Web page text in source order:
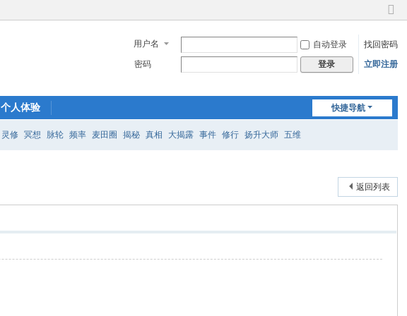
切
到
窄
用户名 自动登录
找回密码
密码
登录 立即注册
快捷导航
个人体验
灵修 冥想 脉轮 频率 麦田圈 揭秘 真相 大揭露 事件 修行 扬升大师 五维
返回列表